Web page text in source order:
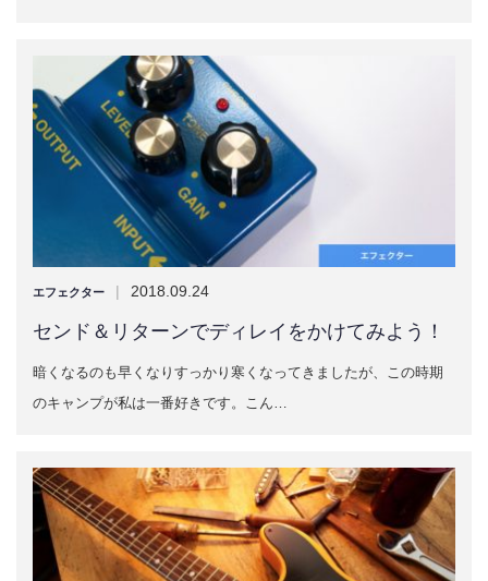
エフェクター | 2018.09.24
センド＆リターンでディレイをかけてみよう！
暗くなるのも早くなりすっかり寒くなってきましたが、この時期
のキャンプが私は一番好きです。こん…